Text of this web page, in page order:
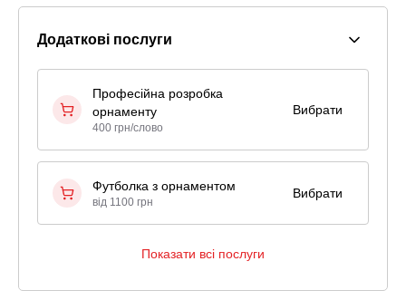
Додаткові послуги
Професійна розробка
орнаменту
400 грн/слово
Вибрати
Футболка з орнаментом
від 1100 грн
Вибрати
Показати всі послуги